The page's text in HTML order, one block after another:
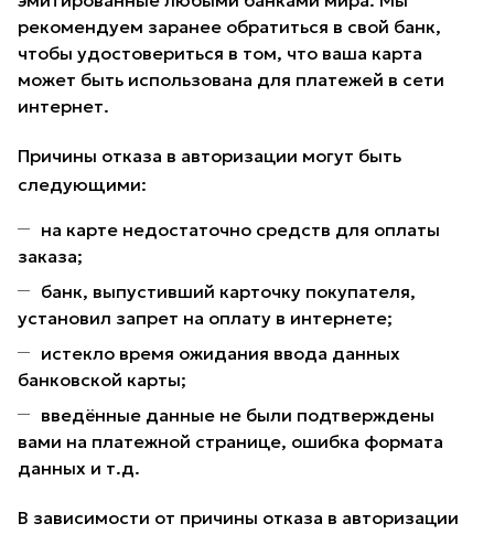
рекомендуем заранее обратиться в свой банк,
чтобы удостовериться в том, что ваша карта
может быть использована для платежей в сети
интернет.
Причины отказа в авторизации могут быть
следующими:
на карте недостаточно средств для оплаты
заказа;
банк, выпустивший карточку покупателя,
установил запрет на оплату в интернете;
истекло время ожидания ввода данных
банковской карты;
введённые данные не были подтверждены
вами на платежной странице, ошибка формата
данных и т.д.
В зависимости от причины отказа в авторизации